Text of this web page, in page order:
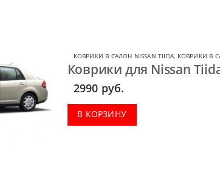
КОВРИКИ В САЛОН NISSAN TIIDA, КОВРИКИ В
Коврики для Nissan
2990 руб.
В КОРЗИНУ